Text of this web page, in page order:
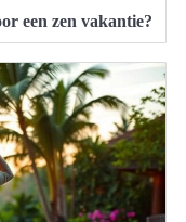
een zen vakantie?